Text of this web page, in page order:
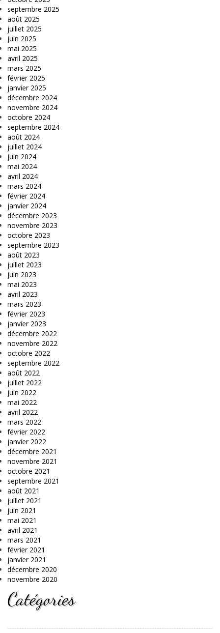
septembre 2025
août 2025
juillet 2025
juin 2025
mai 2025
avril 2025
mars 2025
février 2025
janvier 2025
décembre 2024
novembre 2024
octobre 2024
septembre 2024
août 2024
juillet 2024
juin 2024
mai 2024
avril 2024
mars 2024
février 2024
janvier 2024
décembre 2023
novembre 2023
octobre 2023
septembre 2023
août 2023
juillet 2023
juin 2023
mai 2023
avril 2023
mars 2023
février 2023
janvier 2023
décembre 2022
novembre 2022
octobre 2022
septembre 2022
août 2022
juillet 2022
juin 2022
mai 2022
avril 2022
mars 2022
février 2022
janvier 2022
décembre 2021
novembre 2021
octobre 2021
septembre 2021
août 2021
juillet 2021
juin 2021
mai 2021
avril 2021
mars 2021
février 2021
janvier 2021
décembre 2020
novembre 2020
Catégories